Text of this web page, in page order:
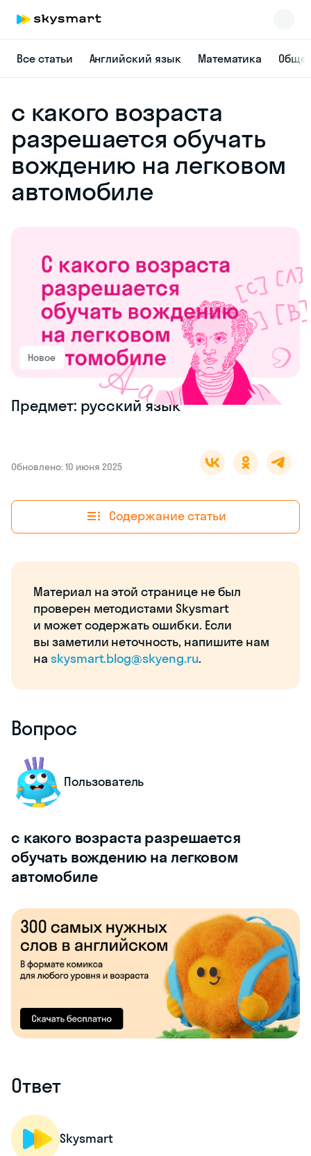
Все статьи Английский язык Математика
с какого возраста
разрешается обучать
вождению на легковом
автомобиле
Новое
Предмет: русский язык
Обновлено: 10 июня 2025
Содержание статьи
Материал на этой странице не был
проверен методистами Skysmart
и может содержать ошибки. Если
вы заметили неточность, напишите нам
на skysmart.blog@skyeng.ru.
Вопрос
Пользователь
с какого возраста разрешается
обучать вождению на легковом
автомобиле
Ответ
Skysmart